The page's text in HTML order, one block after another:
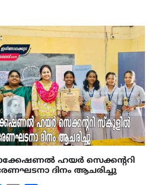
ഹയർ സെക്കന്ററി
ദിനം ആചരിച്ചു